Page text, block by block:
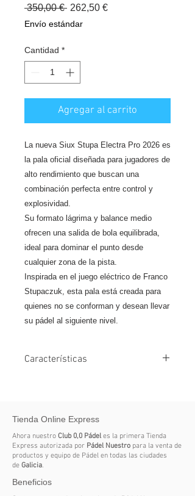
350,00 € Precio
262,50 €Precio
Envío estándar
Cantidad *
Agregar al carrito
La nueva Siux Stupa Electra Pro 2026 es
la pala oficial diseñada para jugadores de
alto rendimiento que buscan una
combinación perfecta entre control y
explosividad.
Su formato lágrima y balance medio
ofrecen una salida de bola equilibrada,
ideal para dominar el punto desde
cualquier zona de la pista.
Inspirada en el juego eléctrico de Franco
Stupaczuk, esta pala está creada para
quienes no se conforman y desean llevar
su pádel al siguiente nivel.
Características
a la potencia
Forma: Lágrima para máxima
versatilidad
Caras en carbono 12K: Golpeo firme
Tienda Online Express
Ahora nuestro Club 0,0 Pádel es la primera Tienda
Express autorizada por Pádel Nuestro para la venta de
productos y equipo de Pádel en todas las ciudades
de Galicia.
Beneficios